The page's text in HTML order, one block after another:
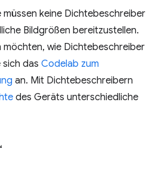
müssen keine Dichtebeschreiber
Bildgrößen bereitzustellen.
möchten, wie Dichtebeschreiber
sich das Codelab zum
an. Mit Dichtebeschreibern
des Geräts unterschiedliche